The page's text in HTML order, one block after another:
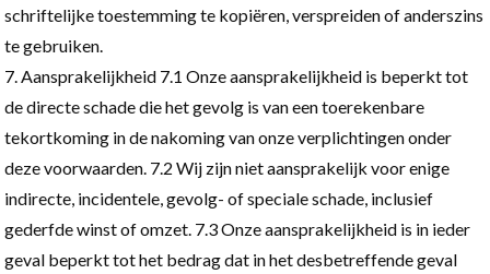
schriftelijke toestemming te kopiëren, verspreiden of anderszins
te gebruiken.
Aansprakelijkheid 7.1 Onze aansprakelijkheid is beperkt tot
de directe schade die het gevolg is van een toerekenbare
tekortkoming in de nakoming van onze verplichtingen onder
deze voorwaarden. 7.2 Wij zijn niet aansprakelijk voor enige
indirecte, incidentele, gevolg- of speciale schade, inclusief
gederfde winst of omzet. 7.3 Onze aansprakelijkheid is in ieder
geval beperkt tot het bedrag dat in het desbetreffende geval